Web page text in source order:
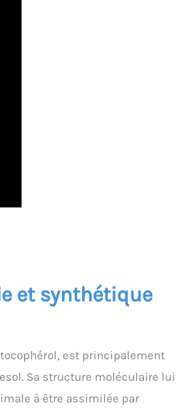
et synthétique
est principalement
Sa structure moléculaire lui
à être assimilée par